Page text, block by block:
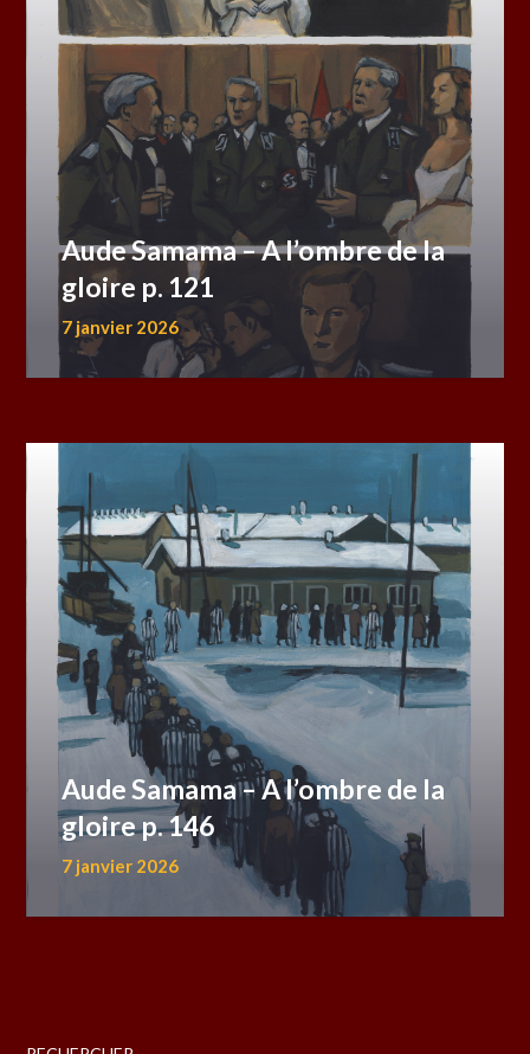
Aude Samama – A l’ombre de la
gloire p. 121
7 janvier 2026
Aude Samama – A l’ombre de la
gloire p. 146
7 janvier 2026